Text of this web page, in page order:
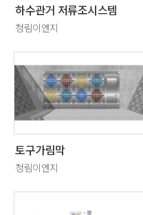
하수관거 저류조시스템
청림이엔지
토구가림막
청림이엔지